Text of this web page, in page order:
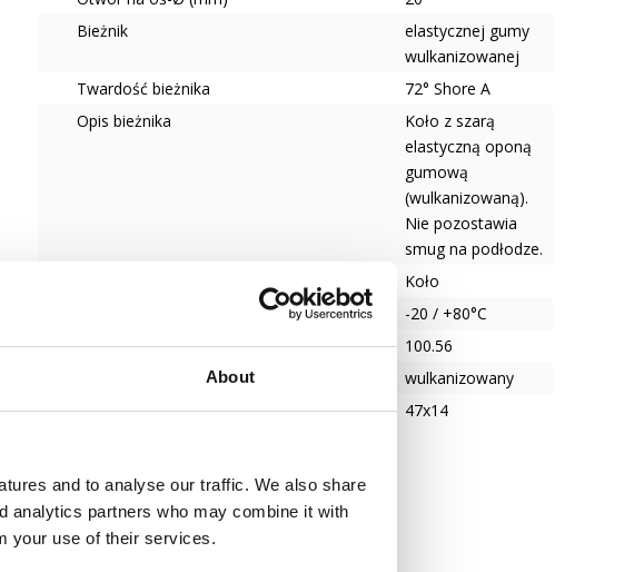
About
and to analyse our traffic. We also share
analytics partners who may combine it with
your use of their services.
Bieżnik
elastycznej gumy
wulkanizowanej
Twardość bieżnika
72° Shore A
Opis bieżnika
Koło z szarą
elastyczną oponą
gumową
(wulkanizowaną).
Nie pozostawia
smug na podłodze.
Koło
-20 / +80°C
Seria
100.56
Połączenie opona/obręcz
wulkanizowany
Średnica gniazda łożyska x głębokość
47x14